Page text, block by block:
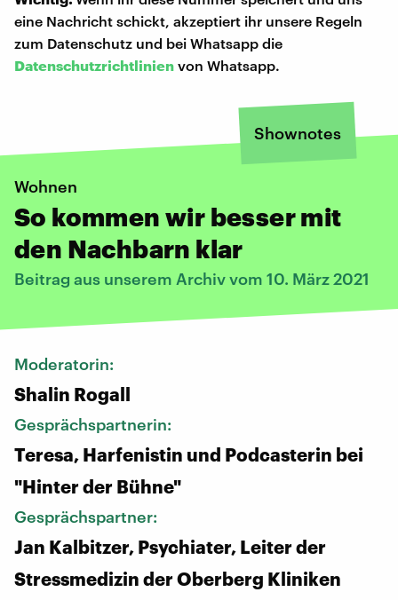
eine Nachricht schickt, akzeptiert ihr unsere Regeln
zum Datenschutz und bei Whatsapp die
Datenschutzrichtlinien von Whatsapp.
Shownotes
Wohnen
So kommen wir besser mit
den Nachbarn klar
Beitrag aus unserem Archiv vom 10. März 2021
Moderatorin:
Shalin Rogall
Gesprächspartnerin:
Teresa, Harfenistin und Podcasterin bei
"Hinter der Bühne"
Gesprächspartner:
Jan Kalbitzer, Psychiater, Leiter der
Stressmedizin der Oberberg Kliniken